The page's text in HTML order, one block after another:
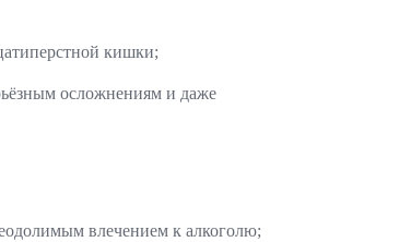
кишки;
осложнениям и даже
влечением к алкоголю;